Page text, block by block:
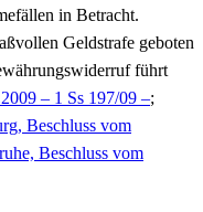
in Betracht.
Geldstrafe geboten
führt
– 1 Ss 197/09 –;
Beschluss vom
Beschluss vom